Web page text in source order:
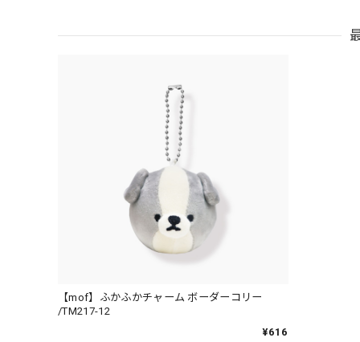
【mof】ふかふかチャーム ボーダーコリー
/TM217-12
¥616